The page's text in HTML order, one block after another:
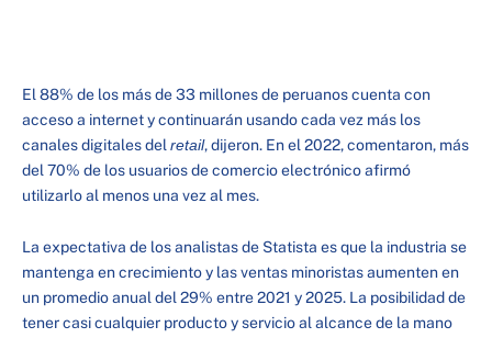
El 88% de los más de 33 millones de peruanos cuenta con
acceso a internet y continuarán usando cada vez más los
canales digitales del retail, dijeron. En el 2022, comentaron, más
del 70% de los usuarios de comercio electrónico afirmó
utilizarlo al menos una vez al mes.
La expectativa de los analistas de Statista es que la industria se
mantenga en crecimiento y las ventas minoristas aumenten en
un promedio anual del 29% entre 2021 y 2025. La posibilidad de
tener casi cualquier producto y servicio al alcance de la mano